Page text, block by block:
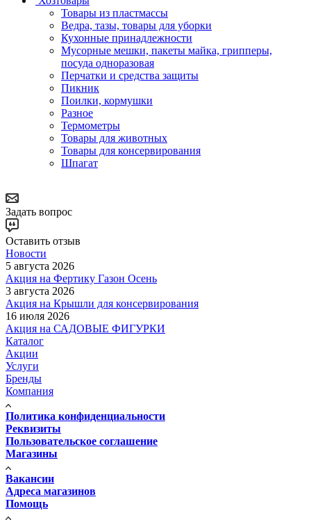
Товары из пластмассы
Ведра, тазы, товары для уборки
Кухонные принадлежности
Мусорные мешки, пакеты майка, грипперы,
посуда одноразовая
Перчатки и средства защиты
Пикник
Поилки, кормушки
Разное
Термометры
Товары для животных
Товары для консервирования
Шпагат
Задать вопрос
Оставить отзыв
Новости
5 августа 2026
Акция на Фертику Газон Осень
3 августа 2026
Акция на Крышли для консервирования
16 июля 2026
Акция на САДОВЫЕ ФИГУРКИ
Каталог
Акции
Услуги
Бренды
Компания
Политика конфиденциальности
Реквизиты
Пользовательское соглашение
Магазины
Вакансии
Адреса магазинов
Помощь